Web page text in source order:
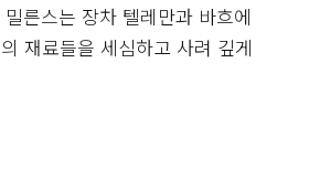
른스는 장차 텔레만과 바흐에
재료들을 세심하고 사려 깊게